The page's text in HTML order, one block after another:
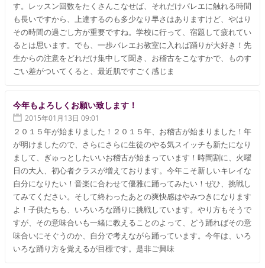
す。レッスン回数をたくさんこなせば、それだけバレエに触れる時間
も長いですから、上達するのも多少なり早さはありますけど、やはり
その時間の過ごし方が重要ですね。学校に行って、宿題して疲れてい
るとは思います。でも、一歩バレエお教室に入れば踊りが大好き！先
生からの注意をどれだけ集中して聞き、お稽古をこなすかで、ものす
ごい差がついてくると、最近肌ですごく感じま
今年もよろしくお願い致します！
2015年01月13日 09:01
２０１５年が始まりました！２０１５年、お稽古が始まりました！年
が明けましたので、さらにさらに生徒のやる気スイッチも新たになり
まして、ぎゅっとしたいいお稽古が始まっています！時間割に、火曜
日の大人、初心者クラスが増えております。今年こそ新しいキレイな
自分になりたい！音楽に合わせて優雅に踊ってみたい！ぜひ、挑戦し
てみてください。そして終わったあとの爽快感はやみつきになります
よ！子供たちも、いろいろな踊りに挑戦しています。やり方もそうで
すが、その意味合いも一緒に教えることのよって、どう踊ればその意
味合いにそぐうのか、自分で考えながら踊っています。今年は、いろ
いろな踊り方を覚えるが目標です。是非ご興味